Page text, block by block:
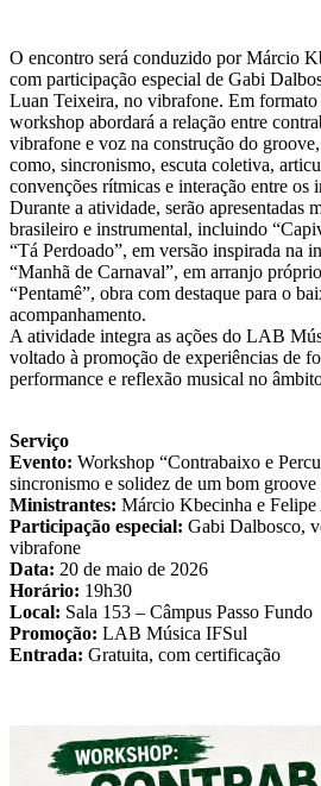
O encontro será conduzido por Márcio
com participação especial de Gabi
Luan Teixeira, no vibrafone. Em
workshop abordará a relação entre
vibrafone e voz na construção do groove,
como, sincronismo, escuta coletiva,
convenções rítmicas e interação entre os
Durante a atividade, serão apresentadas
brasileiro e instrumental, incluindo
“Tá Perdoado”, em versão inspirada na
“Manhã de Carnaval”, em arranjo
“Pentamê”, obra com destaque para o
acompanhamento.
A atividade integra as ações do LAB
voltado à promoção de experiências de
performance e reflexão musical no
Serviço
Evento: Workshop “Contrabaixo e
sincronismo e solidez de um bom
Ministrantes: Márcio Kbecinha e Felipe
Participação especial: Gabi Dalbosco,
vibrafone
Data: 20 de maio de 2026
Horário: 19h30
Local: Sala 153 – Câmpus Passo Fundo
Promoção: LAB Música IFSul
Entrada: Gratuita, com certificação